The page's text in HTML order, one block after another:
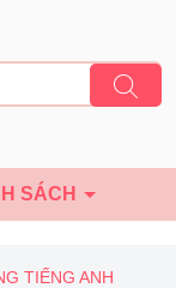
SÁCH
TIẾNG ANH